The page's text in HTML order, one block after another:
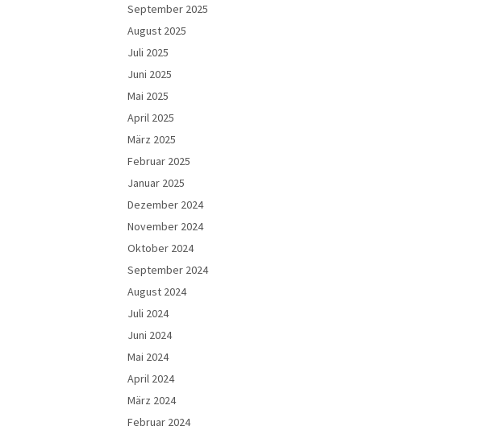
September 2025
August 2025
Juli 2025
Juni 2025
Mai 2025
April 2025
März 2025
Februar 2025
Januar 2025
Dezember 2024
November 2024
Oktober 2024
September 2024
August 2024
Juli 2024
Juni 2024
Mai 2024
April 2024
März 2024
Februar 2024